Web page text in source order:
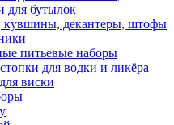
для бутылок
кувшины, декантеры, штофы
питьевые наборы
для водки и ликёра
виски